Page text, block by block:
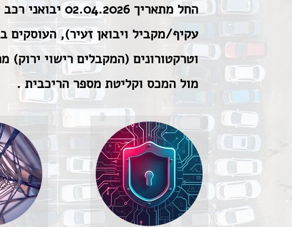
החל מתאריך
עקיף/מקביל ויבואן זעיר), העוסקים
וטרקטורונים (המקבלים רישוי
מול המכס וקליטת מספר הריכבית .